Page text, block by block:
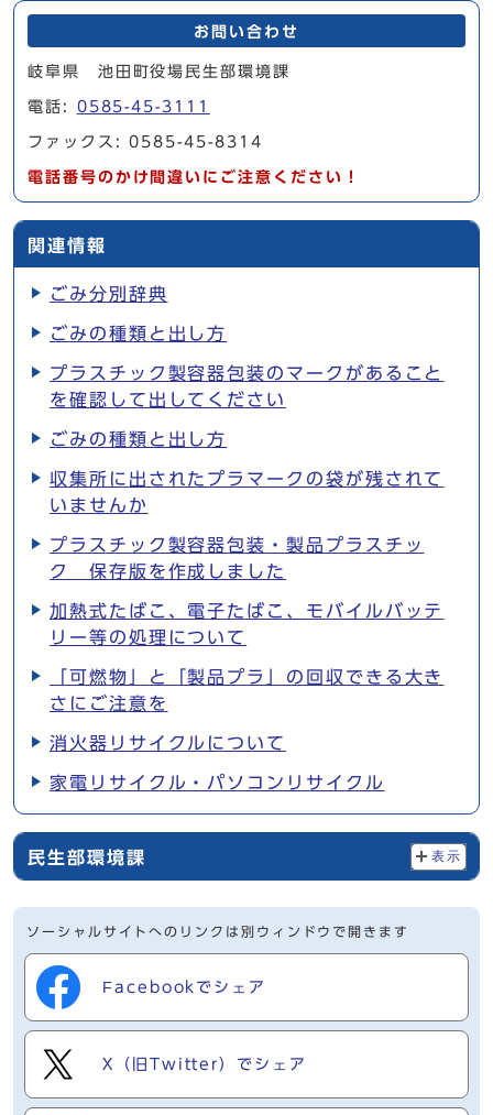
お問い合わせ
岐阜県 池田町役場民生部環境課
電話: 0585-45-3111
ファックス: 0585-45-8314
電話番号のかけ間違いにご注意ください！
関連情報
ごみ分別辞典
ごみの種類と出し方
プラスチック製容器包装のマークがあること
を確認して出してください
ごみの種類と出し方
収集所に出されたプラマークの袋が残されて
いませんか
プラスチック製容器包装・製品プラスチッ
ク 保存版を作成しました
加熱式たばこ、電子たばこ、モバイルバッテ
リー等の処理について
「可燃物」と「製品プラ」の回収できる大き
さにご注意を
消火器リサイクルについて
家電リサイクル・パソコンリサイクル
民生部環境課 表示
ソーシャルサイトへのリンクは別ウィンドウで開きます
Facebookでシェア
X（旧Twitter）でシェア